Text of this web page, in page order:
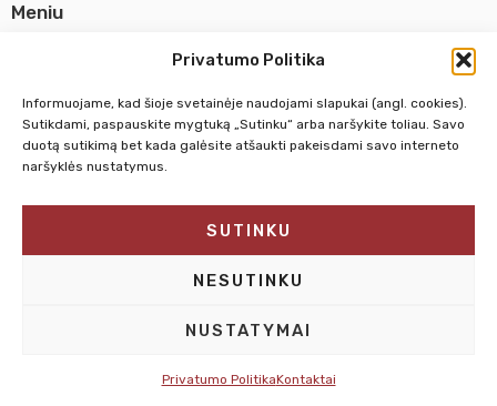
Privatumo Politika
Informuojame, kad šioje svetainėje naudojami slapukai (angl. cookies).
Sutikdami, paspauskite mygtuką „Sutinku“ arba naršykite toliau. Savo
duotą sutikimą bet kada galėsite atšaukti pakeisdami savo interneto
naršyklės nustatymus.
SUTINKU
NESUTINKU
NUSTATYMAI
Privatumo PolitikaKontaktai
Meniu
Susisiekti su mumis
© 2025 – Dailesreikmenys.lt | Sprendimas: Interplace